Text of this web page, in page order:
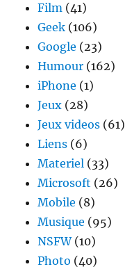
Film (41)
Geek (106)
Google (23)
Humour (162)
iPhone (1)
Jeux (28)
Jeux videos (61)
Liens (6)
Materiel (33)
Microsoft (26)
Mobile (8)
Musique (95)
NSFW(10)
Photo (40)